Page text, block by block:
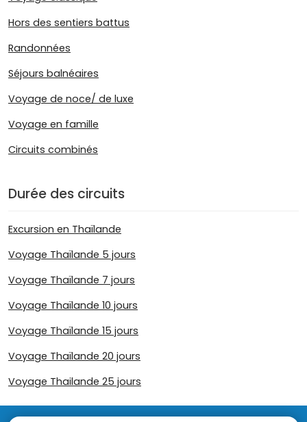
Hors des sentiers battus
Randonnées
Séjours balnéaires
Voyage de noce/ de luxe
Voyage en famille
Circuits combinés
Durée des circuits
Excursion en Thaïlande
Voyage Thaïlande 5 jours
Voyage Thaïlande 7 jours
Voyage Thaïlande 10 jours
Voyage Thaïlande 15 jours
Voyage Thaïlande 20 jours
Voyage Thailande 25 jours